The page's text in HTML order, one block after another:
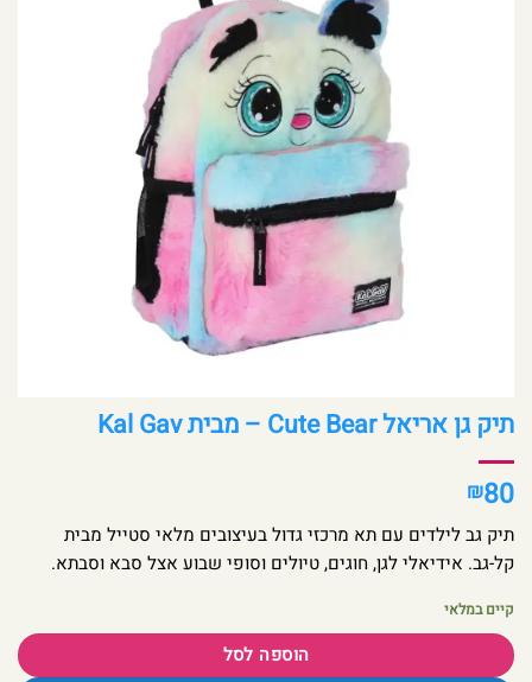
תיק גן אריאל Cute Bear – מבית Kal Gav
₪80
תיק גב לילדים עם תא מרכזי גדול בעיצובים מלאי סטייל מבית
קל-גב. אידיאלי לגן, חוגים, טיולים וסופי שבוע אצל סבא וסבתא.
קיים במלאי
הוספה לסל